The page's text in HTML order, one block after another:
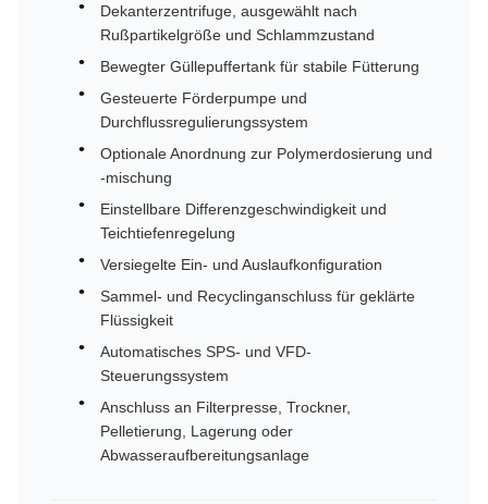
Dekanterzentrifuge, ausgewählt nach
Rußpartikelgröße und Schlammzustand
Bewegter Güllepuffertank für stabile Fütterung
Gesteuerte Förderpumpe und
Durchflussregulierungssystem
Optionale Anordnung zur Polymerdosierung und
-mischung
Einstellbare Differenzgeschwindigkeit und
Teichtiefenregelung
Versiegelte Ein- und Auslaufkonfiguration
Sammel- und Recyclinganschluss für geklärte
Flüssigkeit
Automatisches SPS- und VFD-
Steuerungssystem
Anschluss an Filterpresse, Trockner,
Pelletierung, Lagerung oder
Abwasseraufbereitungsanlage